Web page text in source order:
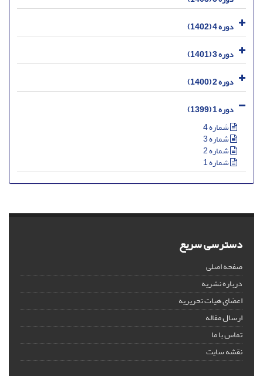
دوره 4 (1402)
دوره 3 (1401)
دوره 2 (1400)
دوره 1 (1399)
شماره 4
شماره 3
شماره 2
شماره 1
دسترسی سریع
صفحه اصلی
درباره نشریه
اعضای هیات تحریریه
ارسال مقاله
تماس با ما
نقشه سایت